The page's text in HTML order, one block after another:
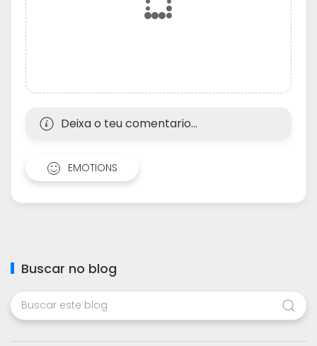
Deixa o teu comentario...
EMOTIONS
Buscar no blog